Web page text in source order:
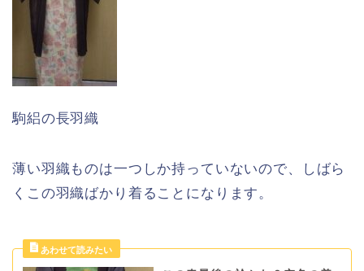
駒絽の長羽織
薄い羽織ものは一つしか持っていないので、しばら
くこの羽織ばかり着ることになります。